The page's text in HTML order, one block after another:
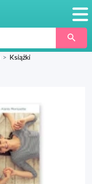
> Książki